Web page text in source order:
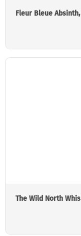
Fleur Bleue
The Wild North